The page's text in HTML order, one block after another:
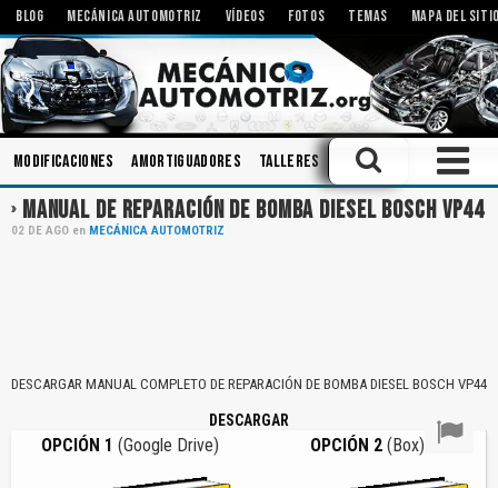
BLOG MECÁNICA AUTOMOTRIZ VÍDEOS FOTOS TEMAS MAPA DEL
Modificaciones Amortiguadores Talleres Inyectores Bombas
MANUAL DE REPARACIÓN DE BOMBA DIESEL BOSCH VP44
02 DE AGO en MECÁNICA AUTOMOTRIZ
DESCARGAR MANUAL COMPLETO DE REPARACIÓN DE BOMBA DIESEL BOSCH VP44
DESCARGAR
OPCIÓN 1 (Google Drive) OPCIÓN 2(Box)